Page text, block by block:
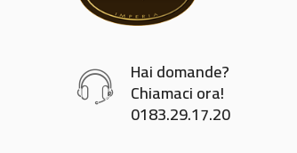
Hai domande?
Chiamaci ora!
0183.29.17.20